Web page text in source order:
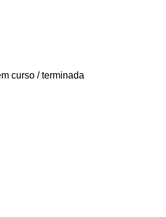
curso / terminada